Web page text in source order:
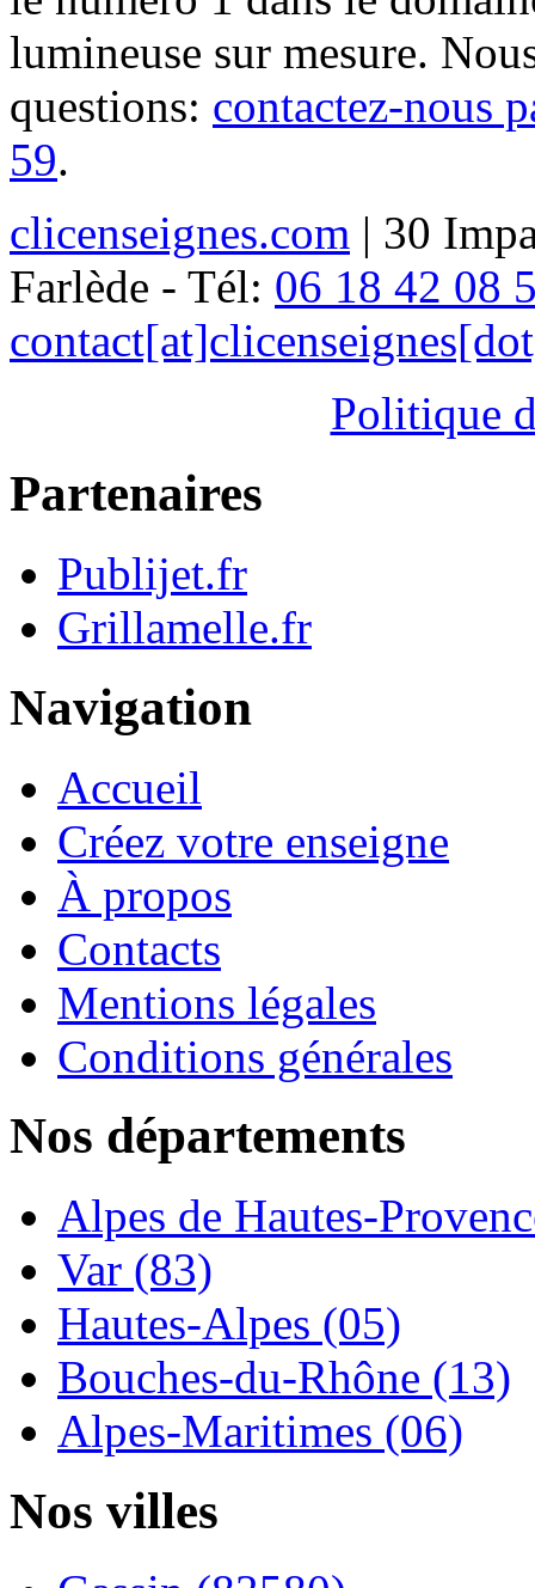
lumineuse sur mesure.
questions: contactez-nous
59.
clicenseignes.com | 30
Farlède - Tél: 06 18 42 08
Politique
Partenaires
Publijet.fr
Grillamelle.fr
Navigation
Accueil
Créez votre enseigne
À propos
Contacts
Mentions légales
Conditions générales
Nos départements
Alpes de Hautes-
Var (83)
Hautes-Alpes (05)
Bouches-du-Rhône (13)
Alpes-Maritimes (06)
Nos villes